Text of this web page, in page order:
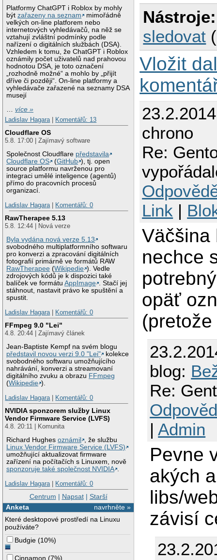
Platformy ChatGPT i Roblox by mohly
býtzařazeny na seznam
mimořádně
velkých on-line platforem nebo
internetových vyhledávačů, na něž se
vztahují zvláštní podmínky podle
nařízení o digitálních službách (DSA).
Vzhledem k tomu, že ChatGPT i Roblox
oznámily počet uživatelů nad prahovou
hodnotou DSA, je toto označení
„rozhodně možné“ a mohlo by „přijít
dříve či později“. On-line platformy a
vyhledávače zařazené na seznamy DSA
musejí
…více »
Ladislav Hagara| Komentářů: 13
Cloudflare OS
5.8. 17:00 | Zajímavý software
Společnost Cloudflare představila
Cloudflare OS
(GitHub ), tj. open
source platformu navrženou pro
integraci umělé inteligence (agentů)
přímo do pracovních procesů
organizací.
Ladislav Hagara| Komentářů: 0
RawTherapee 5.13
5.8. 12:44 | Nová verze
Byla vydána nová verze 5.13
svobodného multiplatformního softwaru
pro konverzi a zpracování digitálních
fotografií primárně ve formátů RAW
RawTherapee (Wikipedie ). Vedle
zdrojových kódů je k dispozici také
balíček ve formátuAppImage . Stačí jej
stáhnout, nastavit právo ke spuštění a
spustit.
Ladislav Hagara| Komentářů: 0
FFmpeg 9.0 "Lei"
4.8. 20:44 | Zajímavý článek
Jean-Baptiste Kempf na svém blogu
představil novou verzi 9.0 "Lei"
kolekce
svobodného softwaru umožňujícího
nahrávání, konverzi a streamovaní
digitálního zvuku a obrazu FFmpeg
(Wikipedie ).
Ladislav Hagara| Komentářů: 0
NVIDIA sponzorem služby Linux
Vendor Firmware Service (LVFS)
4.8. 20:11 | Komunita
Richard Hughesoznámil
, že službu
Linux Vendor Firmware Service (LVFS)
umožňující aktualizovat firmware
zařízení na počítačích s Linuxem, nově
sponzoruje také společnost NVIDIA .
Ladislav Hagara| Komentářů: 0
Centrum | Napsat| Starší
navrhněte »
Anketa
Které desktopové prostředí na Linuxu
používáte?
Budgie (10%)
Cinnamon (7%)
Nástroje:
sledovat
Vložit
chrono
Re:
Link |
Väčšina
nechce
opäť
blog:
Re:
|Admin
Pevne
akých
libs/
závisí